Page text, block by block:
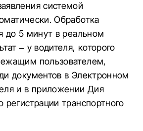
системой
Обработка
до 5 минут в реальном
– у водителя, которого
пользователем,
документов в Электронном
и в приложении Дия
регистрации транспортного